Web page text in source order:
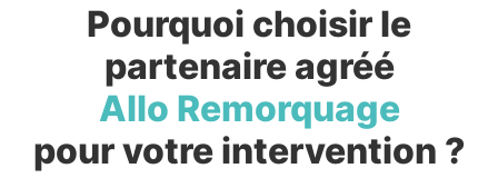
Pourquoi choisir le
partenaire agréé
Allo Remorquage
pour votre intervention ?